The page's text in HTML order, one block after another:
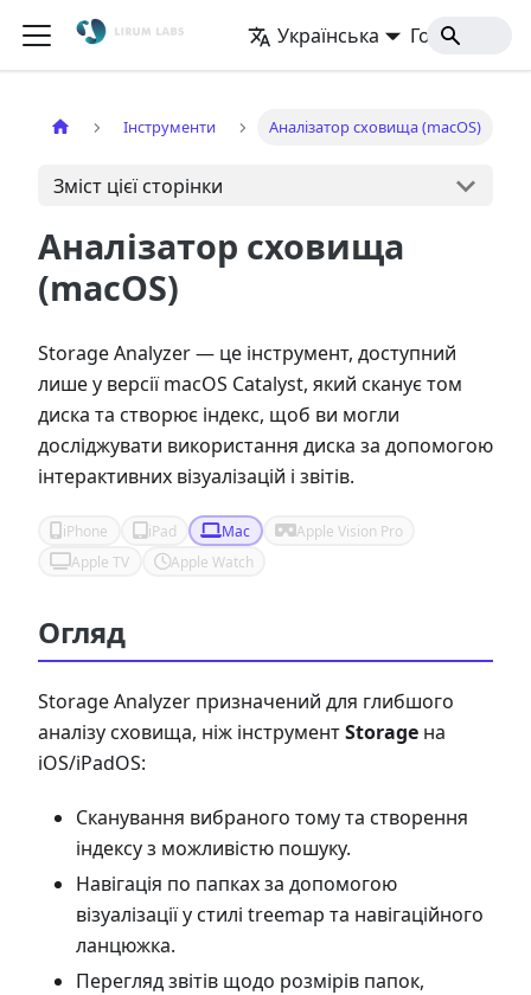
Українська Головна
Інструменти Аналізатор сховища (macOS)
Зміст цієї сторінки
Аналізатор сховища
(macOS)
Storage Analyzer — це інструмент, доступний
лише у версії macOS Catalyst, який сканує том
диска та створює індекс, щоб ви могли
досліджувати використання диска за допомогою
інтерактивних візуалізацій і звітів.
iPhone iPad Mac
Apple Vision Pro
Apple TV
Apple Watch
Огляд
Storage Analyzer призначений для глибшого
аналізу сховища, ніж інструментStorage на
iOS/iPadOS:
Сканування вибраного тому та створення
індексу з можливістю пошуку.
Навігація по папках за допомогою
візуалізації у стилі treemap та навігаційного
ланцюжка.
Перегляд звітів щодо розмірів папок,